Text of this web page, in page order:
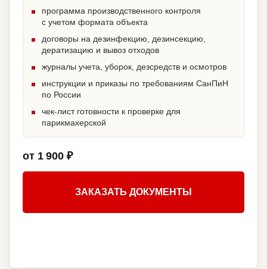
программа производственного контроля
с учетом формата объекта
договоры на дезинфекцию, дезинсекцию,
дератизацию и вывоз отходов
журналы учета, уборок, дезсредств и осмотров
инструкции и приказы по требованиям СанПиН
по России
чек-лист готовности к проверке для
парикмахерской
от 1 900 ₽
ЗАКАЗАТЬ ДОКУМЕНТЫ